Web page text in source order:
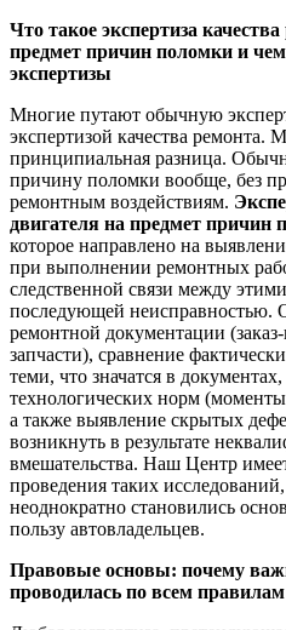
Что такое экспертиза
предмет причин поломки и
экспертизы
Многие путают обычную
экспертизой качества ремонта.
принципиальная разница.
причину поломки вообще, без
ремонтным воздействиям.
двигателя на предмет причин
которое направлено на
при выполнении ремонтных
следственной связи между
последующей неисправностью.
ремонтной документации
запчасти), сравнение
теми, что значатся в
технологических норм
а также выявление скрытых
возникнуть в результате
вмешательства. Наш Центр
проведения таких
неоднократно становились
пользу автовладельцев.
Правовые основы: почему
проводилась по всем правилам